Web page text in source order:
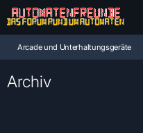
Arcade und Unterhaltungsgeräte
Archiv